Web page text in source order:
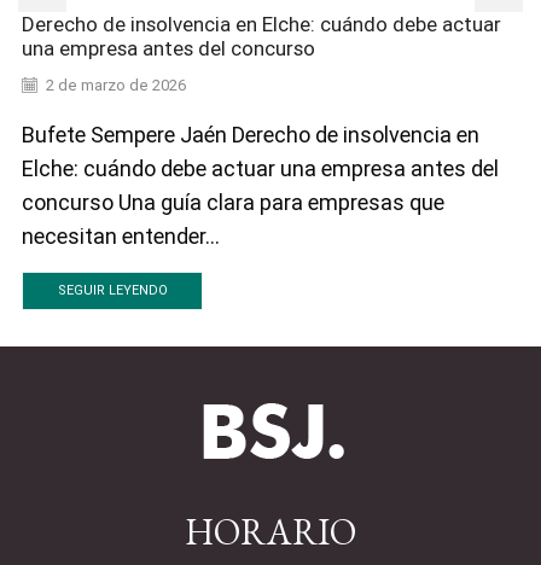
Derecho de insolvencia en Elche: cuándo debe actuar
una empresa antes del concurso
2 de marzo de 2026
Bufete Sempere Jaén Derecho de insolvencia en
Elche: cuándo debe actuar una empresa antes del
concurso Una guía clara para empresas que
necesitan entender...
SEGUIR LEYENDO
HORARIO